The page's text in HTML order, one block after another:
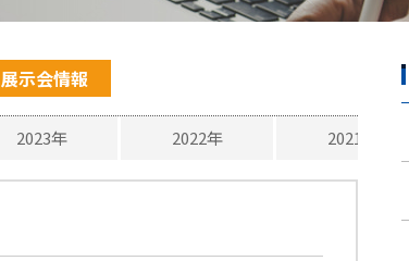
展示会情報
2023年 2022年 2021年